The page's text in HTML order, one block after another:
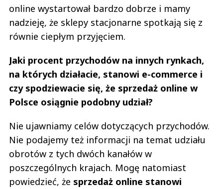
online wystartował bardzo dobrze i mamy
nadzieję, że sklepy stacjonarne spotkają się z
równie ciepłym przyjęciem.
Jaki procent przychodów na innych rynkach,
na których działacie, stanowi e-commerce i
czy spodziewacie się, że sprzedaż online w
Polsce osiągnie podobny udział?
Nie ujawniamy celów dotyczących przychodów.
Nie podajemy też informacji na temat udziału
obrotów z tych dwóch kanałów w
poszczególnych krajach. Mogę natomiast
powiedzieć, że sprzedaż online stanowi